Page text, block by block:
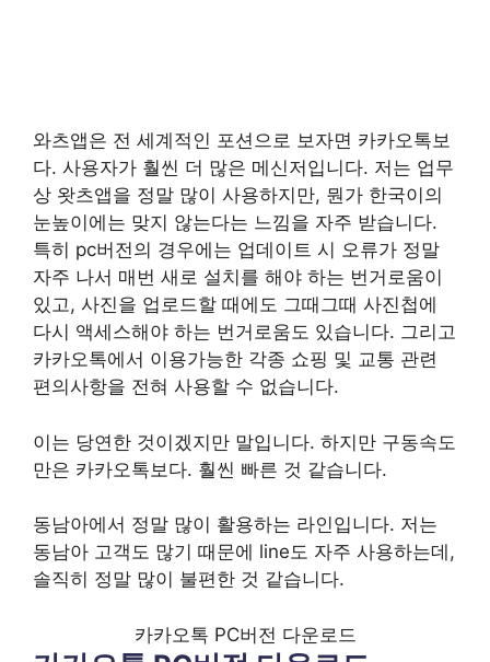
와츠앱은 전 세계적인 포션으로 보자면 카카오톡보
다. 사용자가 훨씬 더 많은 메신저입니다. 저는 업무
상 왓츠앱을 정말 많이 사용하지만, 뭔가 한국이의
눈높이에는 맞지 않는다는 느낌을 자주 받습니다.
특히 pc버전의 경우에는 업데이트 시 오류가 정말
자주 나서 매번 새로 설치를 해야 하는 번거로움이
있고, 사진을 업로드할 때에도 그때그때 사진첩에
다시 액세스해야 하는 번거로움도 있습니다. 그리고
카카오톡에서 이용가능한 각종 쇼핑 및 교통 관련
편의사항을 전혀 사용할 수 없습니다.
이는 당연한 것이겠지만 말입니다. 하지만 구동속도
만은 카카오톡보다. 훨씬 빠른 것 같습니다.
동남아에서 정말 많이 활용하는 라인입니다. 저는
동남아 고객도 많기 때문에 line도 자주 사용하는데,
솔직히 정말 많이 불편한 것 같습니다.
카카오톡 PC버전 다운로드